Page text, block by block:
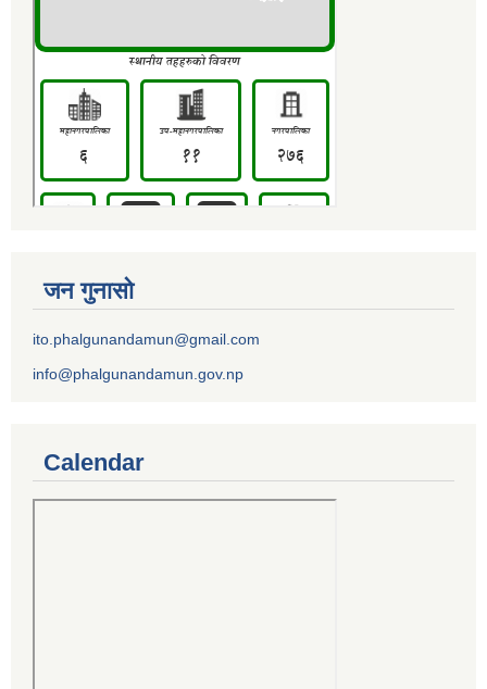
जन गुनासो
ito.phalgunandamun@gmail.com
info@phalgunandamun.gov.np
Calendar